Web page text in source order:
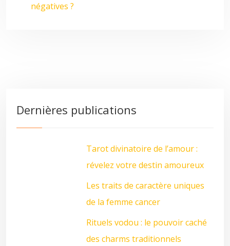
négatives ?
Dernières publications
Tarot divinatoire de l’amour :
révelez votre destin amoureux
Les traits de caractère uniques
de la femme cancer
Rituels vodou : le pouvoir caché
des charms traditionnels